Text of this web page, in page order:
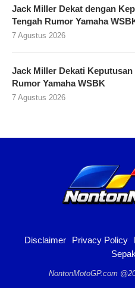
Jack Miller Dekat dengan
Tengah Rumor Yamaha
7 Agustus 2026
Jack Miller Dekati
Rumor Yamaha WSBK
7 Agustus 2026
Disclaimer Privacy Policy
NontonMotoGP.com